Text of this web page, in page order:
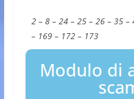
2 – 8 – 24 – 25 – 26 – 35
– 169 – 172 – 173
Modulo di